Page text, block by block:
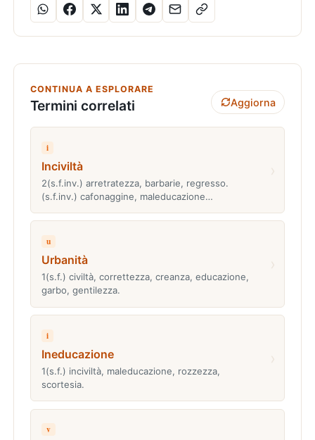
CONTINUA A ESPLORARE
Termini correlati Aggiorna
i
Inciviltà
2(s.f.inv.) arretratezza, barbarie, regresso.
(s.f.inv.) cafonaggine, maleducazione…
u
Urbanità
1(s.f.) civiltà, correttezza, creanza, educazione,
garbo, gentilezza.
i
Ineducazione
1(s.f.) inciviltà, maleducazione, rozzezza,
scortesia.
v